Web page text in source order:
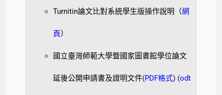
Turnitin論文比對系統學生版操作說明（網
頁）
國立臺灣師範大學曁國家圖書館學位論文
延後公開申請書及證明文件(PDF格式) (odt